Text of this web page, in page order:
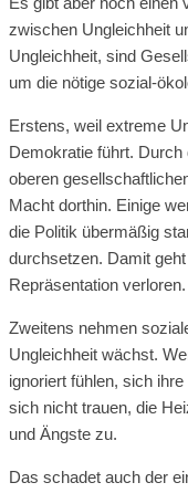
zwischen Ungleichheit
Ungleichheit, sind
um die nötige sozial-
Erstens, weil extreme
Demokratie führt.
oberen
Macht dorthin. Einige
die Politik übermäßig
durchsetzen. Damit
Repräsentation verloren.
Zweitens nehmen
Ungleichheit wächst.
ignoriert fühlen, sich
sich nicht trauen, die
und Ängste zu.
Das schadet auch der